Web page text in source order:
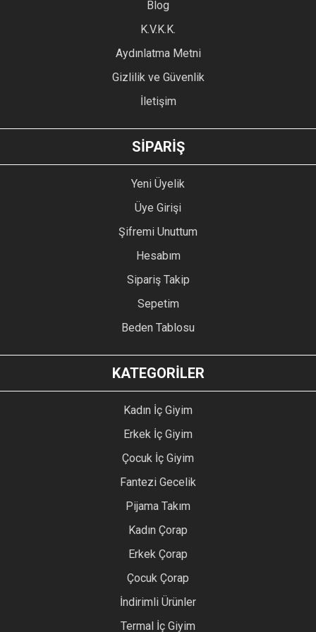
Ürün bilgilerinde hatalar bulunuyor.
Ürün fiyatı diğer sitelerden daha pahalı.
GÖNDER
Blog
K.V.K.K.
Aydınlatma Metni
Gizlilik ve Güvenlik
İletişim
SİPARİŞ
Yeni Üyelik
Üye Girişi
Şifremi Unuttum
Hesabım
Sipariş Takip
Sepetim
Beden Tablosu
KATEGORİLER
Kadın İç Giyim
Erkek İç Giyim
Çocuk İç Giyim
Fantezi Gecelik
Pijama Takım
Kadın Çorap
Erkek Çorap
Çocuk Çorap
İndirimli Ürünler
Termal İç Giyim